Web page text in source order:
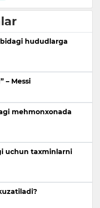
hududlarga
– Messi
mehmonxonada
uchun taxminlarni